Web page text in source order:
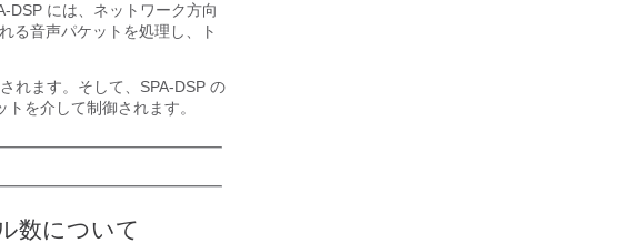
DSP には、ネットワーク方向
る音声パケットを処理し、ト
れます。そして、SPA-DSP の
を介して制御されます。
数について